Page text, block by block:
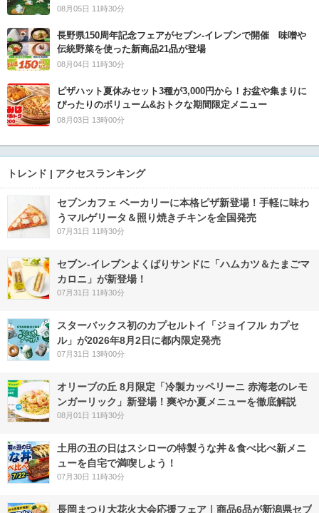
08月05日 11時30分
長野県150周年記念フェアがセブン-イレブンで開催 味噌や
伝統野菜を使った新商品21品が登場
08月04日 11時30分
ピザハット夏休みセット3種が3,000円から！お盆や集まりに
ぴったりのボリューム&おトクな期間限定メニュー
08月03日 13時00分
トレンド | アクセスランキング
セブンカフェ ベーカリーに本格ピザ新登場！手軽に味わ
うマルゲリータ＆照り焼きチキンを全国発売
07月31日 11時30分
セブン‐イレブンよくばりサンドに「ハムカツ＆たまごマ
カロニ」が新登場！
07月31日 11時30分
スターバックス初のカプセルトイ「ジョイフル カプセ
ル」が2026年8月2日に都内限定発売
07月31日 13時00分
オリーブの丘 8月限定「冷製カッペリーニ 赤海老のレモ
ンガーリック」新登場！爽やか夏メニューを徹底解説
08月01日 11時30分
土用の丑の日はスシローの特製うな丼＆食べ比べ新メニ
ューを自宅で満喫しよう！
07月30日 11時30分
長岡まつり大花火大会応援フェア｜商品6品が新潟県セブ